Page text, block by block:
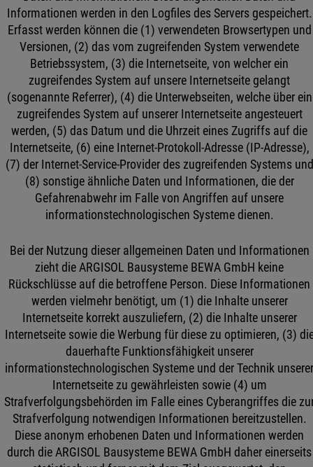
Informationen werden in den Logfiles des Servers gespeichert.
Erfasst werden können die (1) verwendeten Browsertypen und
Versionen, (2) das vom zugreifenden System verwendete
Betriebssystem, (3) die Internetseite, von welcher ein
zugreifendes System auf unsere Internetseite gelangt
(sogenannte Referrer), (4) die Unterwebseiten, welche über ein
zugreifendes System auf unserer Internetseite angesteuert
werden, (5) das Datum und die Uhrzeit eines Zugriffs auf die
Internetseite, (6) eine Internet-Protokoll-Adresse (IP-Adresse),
(7) der Internet-Service-Provider des zugreifenden Systems und
(8) sonstige ähnliche Daten und Informationen, die der
Gefahrenabwehr im Falle von Angriffen auf unsere
informationstechnologischen Systeme dienen.
Bei der Nutzung dieser allgemeinen Daten und Informationen
zieht die ARGISOL Bausysteme BEWA GmbH keine
Rückschlüsse auf die betroffene Person. Diese Informationen
werden vielmehr benötigt, um (1) die Inhalte unserer
Internetseite korrekt auszuliefern, (2) die Inhalte unserer
Internetseite sowie die Werbung für diese zu optimieren, (3)
dauerhafte Funktionsfähigkeit unserer
informationstechnologischen Systeme und der Technik
Internetseite zu gewährleisten sowie (4) um
Strafverfolgungsbehörden im Falle eines Cyberangriffes die
Strafverfolgung notwendigen Informationen bereitzustellen.
Diese anonym erhobenen Daten und Informationen werden
durch die ARGISOL Bausysteme BEWA GmbH daher einerseits